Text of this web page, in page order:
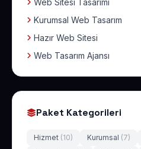
Web Sitesi Tasarımı
Kurumsal Web Tasarım
Hazır Web Sitesi
Web Tasarım Ajansı
Paket Kategorileri
Hizmet (10) Kurumsal (7)